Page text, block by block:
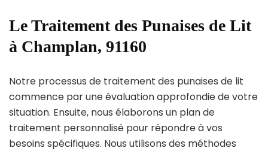
Le Traitement des Punaises de Lit
à Champlan, 91160
Notre processus de traitement des punaises de lit
commence par une évaluation approfondie de votre
situation. Ensuite, nous élaborons un plan de
traitement personnalisé pour répondre à vos
besoins spécifiques. Nous utilisons des méthodes